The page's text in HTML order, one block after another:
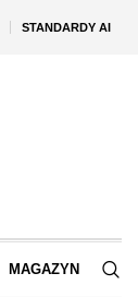
STANDARDY AI
MAGAZYN